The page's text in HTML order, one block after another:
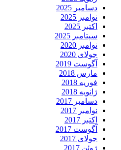
دسامبر 2025
نوامبر 2025
اکتبر 2025
سپتامبر 2025
نوامبر 2020
جولای 2020
آگوست 2019
مارس 2018
فوریه 2018
ژانویه 2018
دسامبر 2017
نوامبر 2017
اکتبر 2017
آگوست 2017
جولای 2017
ژوئن 2017